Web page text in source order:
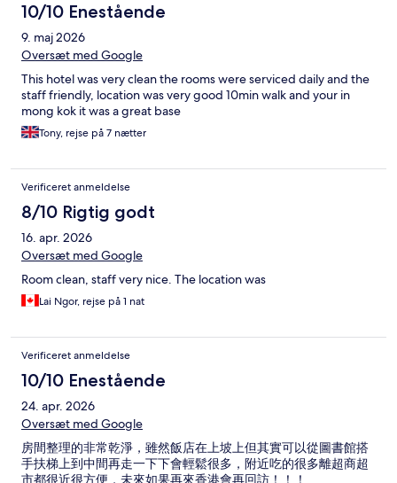
10/10 Enestående
9. maj 2026
Oversæt med Google
This hotel was very clean the rooms were serviced daily and the
staff friendly, location was very good 10min walk and your in
mong kok it was a great base
Tony, rejse på 7 nætter
Verificeret anmeldelse
8/10 Rigtig godt
16. apr. 2026
Oversæt med Google
Room clean, staff very nice. The location was
Lai Ngor, rejse på 1 nat
Verificeret anmeldelse
10/10 Enestående
24. apr. 2026
Oversæt med Google
房間整理的非常乾淨，雖然飯店在上坡上但其實可以從圖書館搭
手扶梯上到中間再走一下下會輕鬆很多，附近吃的很多離超商超
市都很近很方便，未來如果再來香港會再回訪！！！